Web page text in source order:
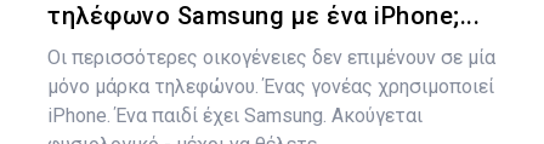
τηλέφωνο Samsung με ένα iPhone;...
Οι περισσότερες οικογένειες δεν επιμένουν σε μία
μόνο μάρκα τηλεφώνου. Ένας γονέας χρησιμοποιεί
iPhone. Ένα παιδί έχει Samsung. Ακούγεται